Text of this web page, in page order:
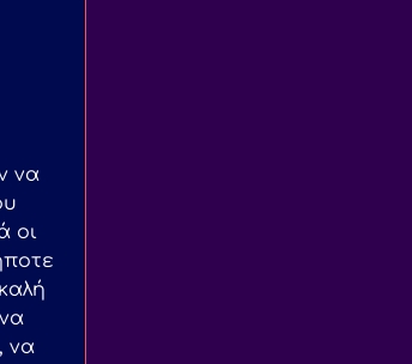
να
οι
να